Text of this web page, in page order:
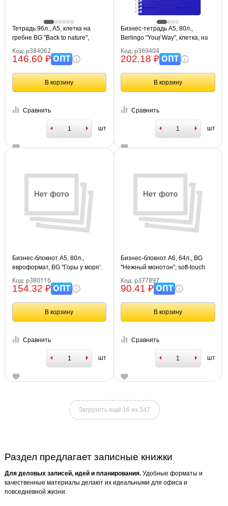
Тетрадь 96л., А5, клетка на
гребне BG "Back to nature",
глянцевая ламинация,
тиснение фольгой, твердая
Код: р384062
146.60 ₽ОПТ
В корзину
Сравнить
шт
Бизнес-тетрадь A5, 80л.,
Berlingo "Your Way", клетка, на
силиконовом гребне, 80г/м2,
пластик обложка 600мкм, синяя
Код: р369404
202.18 ₽ОПТ
В корзину
Сравнить
шт
Бизнес-блокнот А5, 80л.,
евроформат, BG "Горы у моря",
глянцевая ламинация
Код: р380116
154.32 ₽ОПТ
В корзину
Сравнить
шт
Бизнес-блокнот А6, 64л., BG
"Нежный монотон", soft-touch
ламинация
Код: р377897
90.41 ₽ОПТ
В корзину
Сравнить
шт
Загрузить ещё 16 из 347
Раздел предлагает записные книжки
Для деловых записей, идей и планирования. Удобные форматы и
качественные материалы делают их идеальными для офиса и
повседневной жизни.